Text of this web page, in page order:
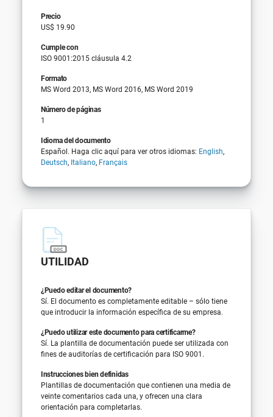
Precio
US$ 19.90
Cumple con
ISO 9001:2015 cláusula 4.2
Formato
MS Word 2013, MS Word 2016, MS Word 2019
Número de páginas
1
Idioma del documento
Español. Haga clic aquí para ver otros idiomas: English,
Deutsch, Italiano, Français
UTILIDAD
¿Puedo editar el documento?
Sí. El documento es completamente editable – sólo tiene
que introducir la información específica de su empresa.
¿Puedo utilizar este documento para certificarme?
Sí. La plantilla de documentación puede ser utilizada con
fines de auditorías de certificación para ISO 9001.
Instrucciones bien definidas
Plantillas de documentación que contienen una media de
veinte comentarios cada una, y ofrecen una clara
orientación para completarlas.